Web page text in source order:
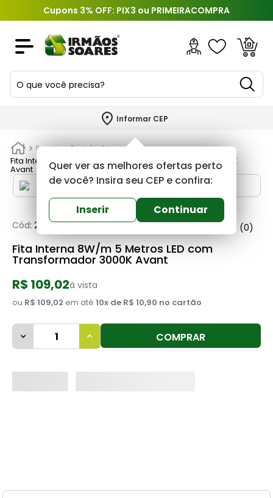
Cupons 3% OFF: PIX3 ou PRIMEIRACOMPRA
O que você precisa?
Informar CEP
Quer ver as melhores ofertas perto
de você? Insira seu CEP e confira:
Inserir Continuar
Iluminação
Led
Fita Interna 8W/m 5 Metros LED com Transformador 3000K
Avant
Cód:228613 Avant (0)
Fita Interna 8W/m 5 Metros LED com
Transformador 3000K Avant
R$ 109,02à vista
ou R$ 109,02 em até 10x de R$ 10,90 no cartão
COMPRAR
TERMOS MAIS BUSCADOS
2º
3º
porta
4º
revestimento
5º
argamassa
6
telha
7º
tinta
8 º
cimento
9º
vaso sanitário